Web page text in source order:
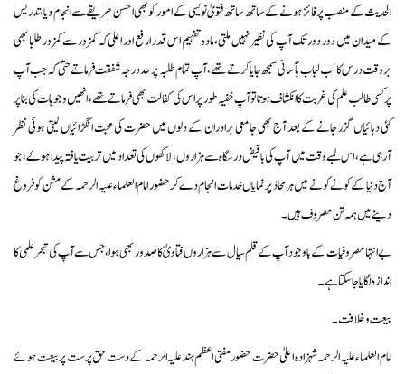
الحدیث کے منصب پر فائز ہونے کے ساتھ ساتھ فتویٰ نویسی کے امور کو بھی احسن طریقے سے انجام دیا، تدریس
کے میدان میں دور دور تک آپ کی نظیر نہیں ملتی، مادہ تفہیم اس قدر ارفع اور اعلی کہ کمزور سے کمزور طلبا بھی
بروقت درس کا لب لباب بآسانی سمجھ جایا کرتے تھے ، آپ تمام طلبہ پر حد درجہ شفقت فرماتے حتیٰ کہ جب آپ
پر کسی طالب علم کی غربت کا انکشاف ہوتا تو آپ خفیہ طور پر اس کی کفالت بھی فرماتے تھے ، انھیں وجوہات کی بنا پر
کئی دہائیاں گزر جانے کے بعد آج بھی جامعی برادران کے دلوں میں حضرت کی محبت انگڑائیاں لیتی ہوئی نظر
آرہی ہے، اس لمبے وقت میں آپ کی با فیض درسگاہ سے ہزاروں، لاکھوں کی تعداد میں تربیت یافتہ پیدا ہوۓ، جو
آج دنیا کے کونے کونے میں ہر محاذ پر نمایاں خدمات انجام دے کر حضور امام العلماء علیہ الرحمہ کے مشن کو فروغ
دینے میں ہمہ تن مصروف ہیں۔
بے انتہا مصروفیات کے باوجود آپ کے قلم سیال سے ہزاروں فتاویٰ کا صدور بھی ہوا، جس سے آپ کی تبحر علمی کا
اندازہ لگایا جا سکتا ہے۔
بیعت و خلافت ۔
امام العلماء علیہ الرحمہ شہزادہ اعلیٰ حضرت حضور مفتی اعظم ہند علیہ الرحمہ کے دست حق پرست پر بیعت ہوئے